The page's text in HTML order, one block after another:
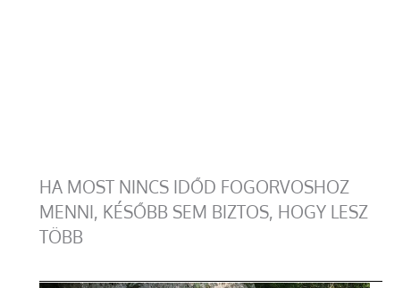
HA MOST NINCS IDŐD FOGORVOSHOZ
MENNI, KÉSŐBB SEM BIZTOS, HOGY LESZ
TÖBB